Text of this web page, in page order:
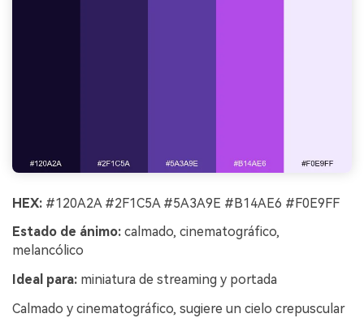
HEX: #120A2A #2F1C5A #5A3A9E #B14AE6 #F0E9FF
Estado de ánimo: calmado, cinematográfico,
melancólico
Ideal para: miniatura de streaming y portada
Calmado y cinematográfico, sugiere un cielo crepuscular